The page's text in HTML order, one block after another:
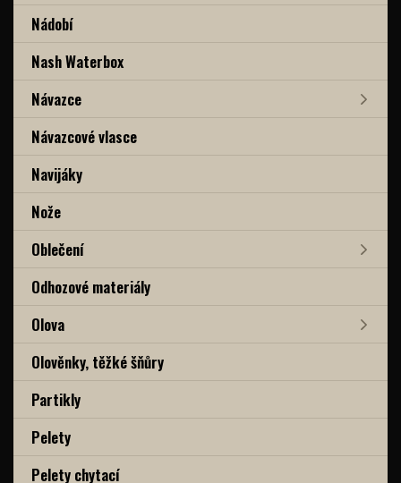
Nádobí
Nash Waterbox
Návazce
Návazcové vlasce
Navijáky
Nože
Oblečení
Odhozové materiály
Olova
Olověnky, těžké šňůry
Partikly
Pelety
Pelety chytací